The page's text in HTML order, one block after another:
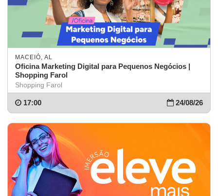
MACEIÓ, AL
Oficina Marketing Digital para Pequenos Negócios |
Shopping Farol
Shopping Farol
24/08/26
17:00